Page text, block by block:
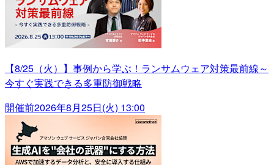
【8/25（火）】事例から学ぶ！ランサムウェア対策最前線～
今すぐ実践できる多重防御戦略
開催前2026年8月25日(火) 13:00